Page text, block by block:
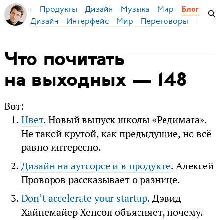
Бирман Продукты Дизайн Музыка Мир Блог
Дизайн Интерфейс Мир Переговоры
Что почитать
на выходных — 148
Вот:
Цвет. Новый выпуск школы «Редимага».
Не такой крутой, как предыдущие, но всё
равно интересно.
Дизайн на аутсорсе и в продукте. Алексей
Проворов рассказывает о разнице.
Don’t accelerate your startup. Дэвид
Хайнемайер Хенсон объясняет, почему.